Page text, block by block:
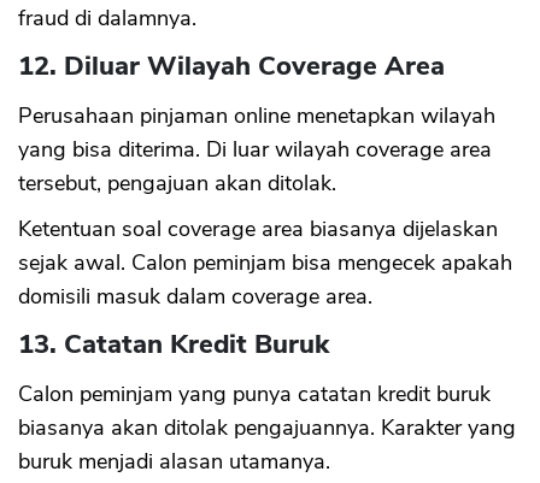
fraud di dalamnya.
12. Diluar Wilayah Coverage Area
Perusahaan pinjaman online menetapkan wilayah
yang bisa diterima. Di luar wilayah coverage area
tersebut, pengajuan akan ditolak.
Ketentuan soal coverage area biasanya dijelaskan
sejak awal. Calon peminjam bisa mengecek apakah
domisili masuk dalam coverage area.
13. Catatan Kredit Buruk
Calon peminjam yang punya catatan kredit buruk
biasanya akan ditolak pengajuannya. Karakter yang
buruk menjadi alasan utamanya.